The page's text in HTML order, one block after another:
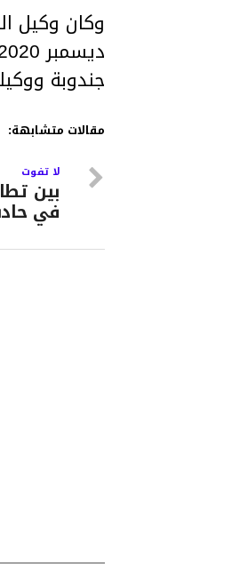
جندوبة
مقالات متشابهة:
لا تفوت
في